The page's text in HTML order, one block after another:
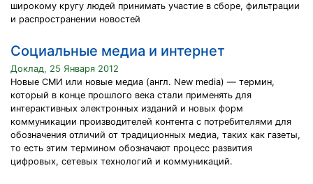
широкому кругу людей принимать участие в сборе, фильтрации
и распространении новостей
Социальные медиа и интернет
Доклад, 25 Января 2012
Новые СМИ или новые медиа (англ. New media) — термин,
который в конце прошлого века стали применять для
интерактивных электронных изданий и новых форм
коммуникации производителей контента с потребителями для
обозначения отличий от традиционных медиа, таких как газеты,
то есть этим термином обозначают процесс развития
цифровых, сетевых технологий и коммуникаций.